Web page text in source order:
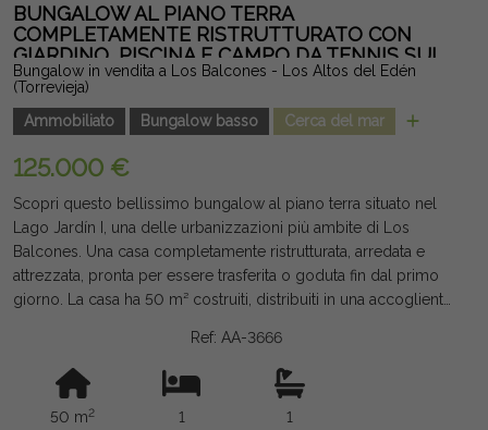
BUNGALOW AL PIANO TERRA
COMPLETAMENTE RISTRUTTURATO CON
GIARDINO, PISCINA E CAMPO DA TENNIS SUI
BALCONI
Bungalow in vendita a Los Balcones - Los Altos del Edén
(Torrevieja)
Ammobiliato
Bungalow basso Cerca del mar
125.000 €
Scopri questo bellissimo bungalow al piano terra situato nel
Lago Jardín I, una delle urbanizzazioni più ambite di Los
Balcones. Una casa completamente ristrutturata, arredata e
attrezzata, pronta per essere trasferita o goduta fin dal primo
giorno. La casa ha 50 m² costruiti, distribuiti in una accogliente
un luminoso soggiorno-pranzo con aria condizionata.
All'esterno ha un piacevole giardino piastrellato, perfetto per
rilassarsi, mangiare all'aperto o godersi l'eccellente clima
mediterraneo tutto l'anno. Situata in una zona residenziale
Ref: AA-3666
50 m2 1 1